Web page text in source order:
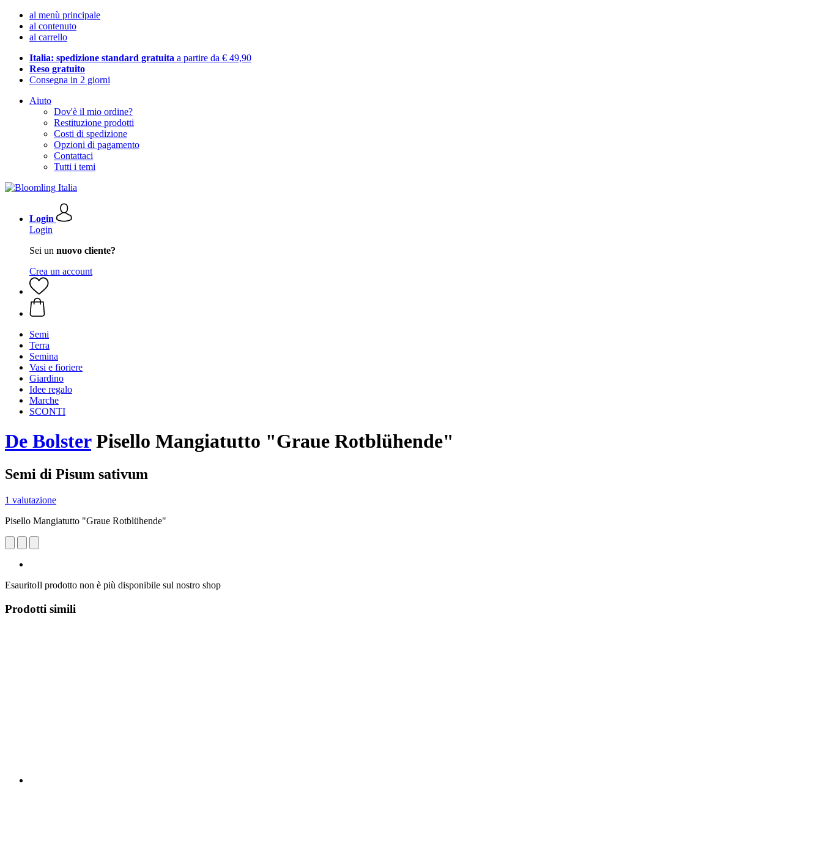
al menù principale
al contenuto
al carrello
Italia: spedizione standard gratuita a partire da € 49,90
Reso gratuito
Consegna in 2 giorni
Aiuto
Dov'è il mio ordine?
Restituzione prodotti
Costi di spedizione
Opzioni di pagamento
Contattaci
Tutti i temi
Login
Login
Sei un nuovo cliente?
Crea un account
Semi
Terra
Semina
Vasi e fioriere
Giardino
Idee regalo
Marche
SCONTI
De BolsterPisello Mangiatutto "Graue Rotblühende"
Semi di Pisum sativum
1 valutazione
Pisello Mangiatutto "Graue Rotblühende"
EsauritoIl prodotto non è più disponibile sul nostro shop
Prodotti simili